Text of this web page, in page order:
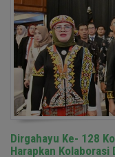
Dirgahayu Ke- 128
Harapkan Kolaborasi